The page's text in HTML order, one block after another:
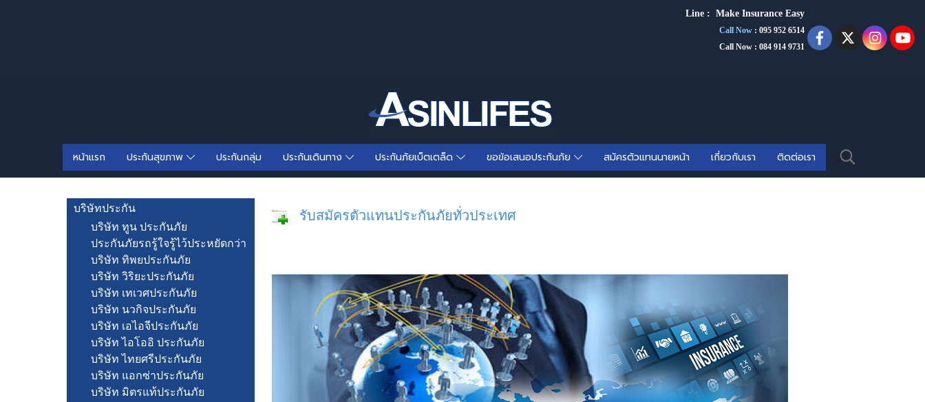
Line : Make Insurance Easy
Call Now : 095 952 6514
Call Now : 084 914 9731
หน้าแรก ประกันสุขภาพ ประกันกลุ่ม ประกันเดินทาง ประกันภัยเบ็ตเตล็ด ขอข้อเสนอประกันภัย สมัครตัวแทนนายหน้า เกี่ยวกับเรา ติดต่อเรา
รับสมัครตัวแทนประกันภัยทั่วประเทศ
บริษัทประกัน
บริษัท ทูน ประกันภัย
ประกันภัยรถรู้ใจรู้ไว้ประหยัดกว่า
บริษัท ทิพยประกันภัย
บริษัท วิริยะประกันภัย
บริษัท เทเวศประกันภัย
บริษัท นวกิจประกันภัย
บริษัท เอไอจีประกันภัย
บริษัท ไอโออิ ประกันภัย
บริษัท ไทยศรีประกันภัย
บริษัท แอกซ่าประกันภัย
บริษัท มิตรแท้ประกันภัย